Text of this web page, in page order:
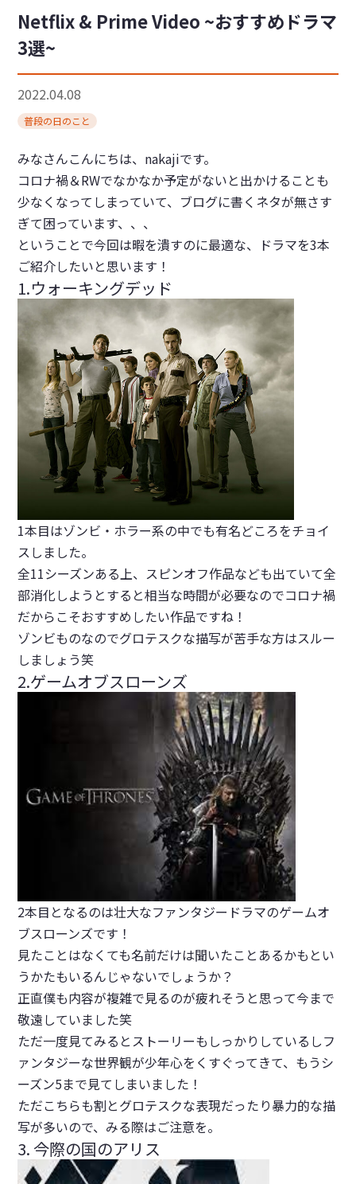
Netflix & Prime Video ~おすすめドラマ
3選~
2022.04.08
普段の日のこと
みなさんこんにちは、nakajiです。
コロナ禍＆RWでなかなか予定がないと出かけることも
少なくなってしまっていて、ブログに書くネタが無さす
ぎて困っています、、、
ということで今回は暇を潰すのに最適な、ドラマを3本
ご紹介したいと思います！
1.ウォーキングデッド
1本目はゾンビ・ホラー系の中でも有名どころをチョイ
スしました。
全11シーズンある上、スピンオフ作品なども出ていて全
部消化しようとすると相当な時間が必要なのでコロナ禍
だからこそおすすめしたい作品ですね！
ゾンビものなのでグロテスクな描写が苦手な方はスルー
しましょう笑
2.ゲームオブスローンズ
2本目となるのは壮大なファンタジードラマのゲームオ
ブスローンズです！
見たことはなくても名前だけは聞いたことあるかもとい
うかたもいるんじゃないでしょうか？
正直僕も内容が複雑で見るのが疲れそうと思って今まで
敬遠していました笑
ただ一度見てみるとストーリーもしっかりしているしフ
ァンタジーな世界観が少年心をくすぐってきて、もうシ
ーズン5まで見てしまいました！
ただこちらも割とグロテスクな表現だったり暴力的な描
写が多いので、みる際はご注意を。
3. 今際の国のアリス